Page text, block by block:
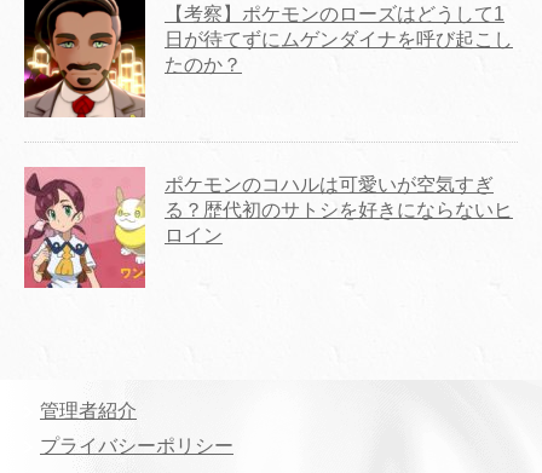
【考察】ポケモンのローズはどうして1
日が待てずにムゲンダイナを呼び起こし
たのか？
ポケモンのコハルは可愛いが空気すぎ
る？歴代初のサトシを好きにならないヒ
ロイン
管理者紹介
プライバシーポリシー